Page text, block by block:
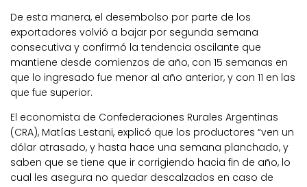
De esta manera, el desembolso por parte de los
exportadores volvió a bajar por segunda semana
consecutiva y confirmó la tendencia oscilante que
mantiene desde comienzos de año, con 15 semanas en
que lo ingresado fue menor al año anterior, y con 11 en las
que fue superior.
El economista de Confederaciones Rurales Argentinas
(CRA), Matías Lestani, explicó que los productores “ven un
dólar atrasado, y hasta hace una semana planchado, y
saben que se tiene que ir corrigiendo hacia fin de año, lo
cual les asegura no quedar descalzados en caso de